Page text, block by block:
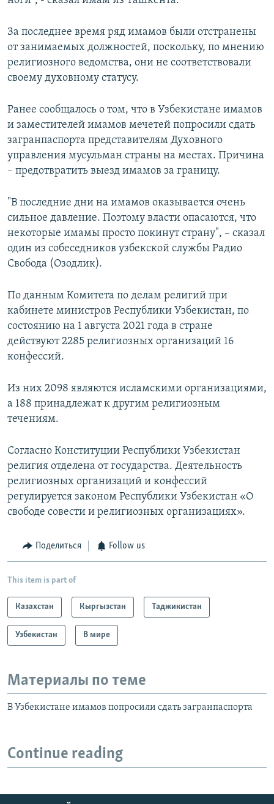
За последнее время ряд имамов были отстранены
от занимаемых должностей, поскольку, по мнению
религиозного ведомства, они не соответствовали
своему духовному статусу.
Ранее сообщалось о том, что в Узбекистане имамов
и заместителей имамов мечетей попросили сдать
загранпаспорта представителям Духовного
управления мусульман страны на местах. Причина
– предотвратить выезд имамов за границу.
"В последние дни на имамов оказывается очень
сильное давление. Поэтому власти опасаются, что
некоторые имамы просто покинут страну", – сказал
один из собеседников узбекской службы Радио
Свобода (Озодлик).
По данным Комитета по делам религий при
кабинете министров Республики Узбекистан, по
состоянию на 1 августа 2021 года в стране
действуют 2285 религиозных организаций 16
конфессий.
Из них 2098 являются исламскими организациями,
а 188 принадлежат к другим религиозным
течениям.
Согласно Конституции Республики Узбекистан
религия отделена от государства. Деятельность
религиозных организаций и конфессий
регулируется законом Республики Узбекистан «О
свободе совести и религиозных организациях».
Поделиться Follow us
This item is part of
Казахстан Кыргызстан Таджикистан
Узбекистан В мире
Материалы по теме
В Узбекистане имамов попросили сдать загранпаспорта
Continue reading